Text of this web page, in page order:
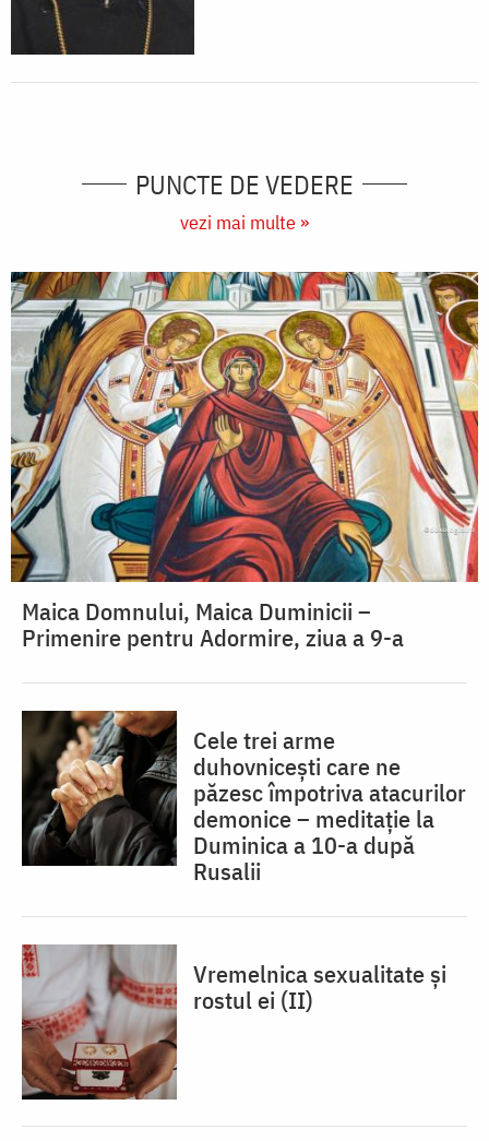
PUNCTE DE VEDERE
vezi mai multe »
Maica Domnului, Maica Duminicii –
Primenire pentru Adormire, ziua a 9-a
Cele trei arme
duhovnicești care ne
păzesc împotriva atacurilor
demonice – meditație la
Duminica a 10-a după
Rusalii
Vremelnica sexualitate și
rostul ei (II)